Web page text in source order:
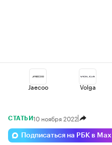
Jaecoo Volga
Lada Geely
СТАТЬИ10 ноября 2022
Подписаться на РБК в Max